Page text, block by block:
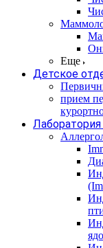
Еще
Детское
прием
Лаборатория